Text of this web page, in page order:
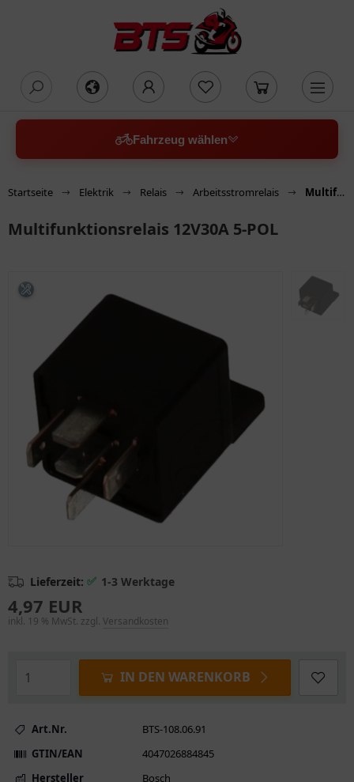
Fahrzeug wählen
Startseite Elektrik Relais Arbeitsstromrelais Multifunktionsrelais 12V30A 5-POL
Multifunktionsrelais 12V30A 5-POL
Lieferzeit: ✅ 1-3 Werktage
4,97 EUR
inkl. 19 % MwSt. zzgl. Versandkosten
IN DEN WARENKORB
Art.Nr.
BTS-108.06.91
GTIN/EAN
4047026884845
Hersteller
Bosch